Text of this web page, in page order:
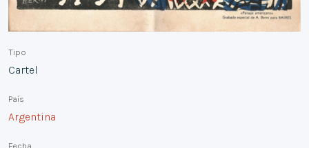
Tipo
Cartel
País
Argentina
Fecha